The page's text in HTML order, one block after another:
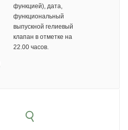
функцией), дата,
функциональный
выпускной гелиевый
клапан в отметке на
22.00 часов.